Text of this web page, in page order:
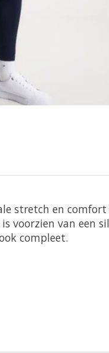
stretch en
voorzien van
compleet.